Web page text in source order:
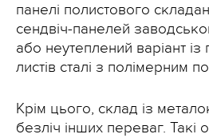
панелі полистового
сендвіч-панелей
або неутеплений варіант
листів сталі з полімерним
Крім цього, склад із
безліч інших переваг. Такі